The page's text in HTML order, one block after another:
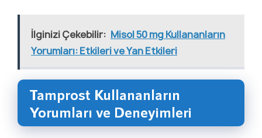
İlginizi Çekebilir: Misol 50 mg Kullananların
Yorumları: Etkileri ve Yan Etkileri
Tamprost Kullananların
Yorumları ve Deneyimleri